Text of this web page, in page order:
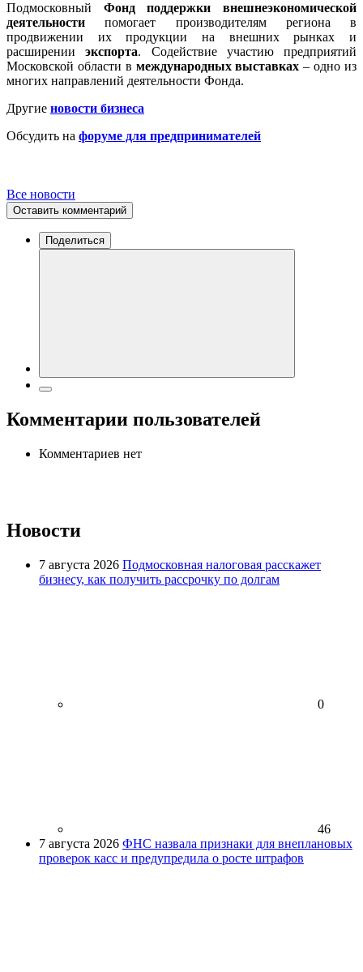
Подмосковный Фонд поддержки внешнеэкономической
деятельности помогает производителям региона в
продвижении их продукции на внешних рынках и
расширенииэкспорта. Содействие участию предприятий
Московской области в международных выставках – одно из
многих направлений деятельности Фонда.
Другие новости бизнеса
Обсудить на форуме для предпринимателей
Все новости
Оставить комментарий
Поделиться
Комментарии пользователей
Комментариев нет
Новости
7 августа 2026 Подмосковная налоговая расскажет
бизнесу, как получить рассрочку по долгам
0
46
7 августа 2026 ФНС назвала признаки для внеплановых
проверок касс и предупредила о росте штрафов